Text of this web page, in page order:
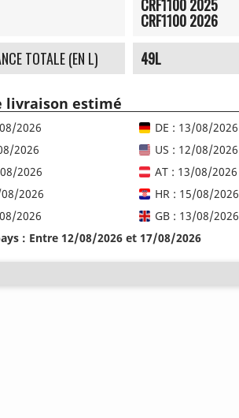
CRF1100 2025
CRF1100 2026
TOTALE (EN L)
49L
livraison estimé
2026
DE : 13/08/2026
2026
US : 12/08/2026
2026
AT : 13/08/2026
2026
HR : 15/08/2026
2026
GB : 13/08/2026
: Entre 12/08/2026 et 17/08/2026